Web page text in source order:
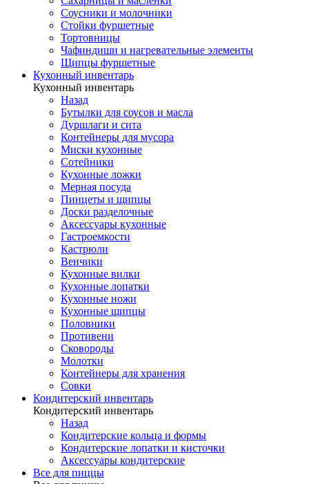
Соусники и молочники
Стойки фуршетные
Тортовницы
Чафиндиши и нагревательные элементы
Щипцы фуршетные
Кухонный инвентарь
Кухонный инвентарь
Назад
Бутылки для соусов и масла
Дуршлаги и сита
Контейнеры для мусора
Миски кухонные
Сотейники
Кухонные ложки
Мерная посуда
Пинцеты и щипцы
Доски разделочные
Аксессуары кухонные
Гастроемкости
Кастрюли
Венчики
Кухонные вилки
Кухонные лопатки
Кухонные ножи
Кухонные щипцы
Половники
Противени
Сковороды
Молотки
Контейнеры для хранения
Совки
Кондитерский инвентарь
Кондитерский инвентарь
Назад
Кондитерские кольца и формы
Кондитерские лопатки и кисточки
Аксессуары кондитерские
Все для пиццы